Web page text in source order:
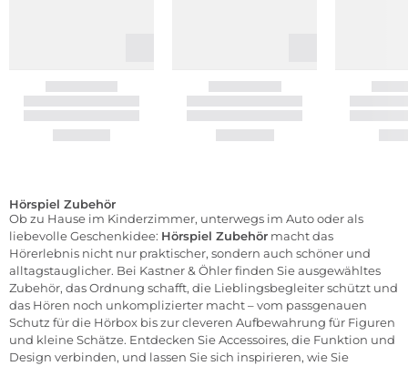
Hörspiel Zubehör
Ob zu Hause im Kinderzimmer, unterwegs im Auto oder als
liebevolle Geschenkidee: Hörspiel Zubehör macht das
Hörerlebnis nicht nur praktischer, sondern auch schöner und
alltagstauglicher. Bei Kastner & Öhler finden Sie ausgewähltes
Zubehör, das Ordnung schafft, die Lieblingsbegleiter schützt und
das Hören noch unkomplizierter macht – vom passgenauen
Schutz für die Hörbox bis zur cleveren Aufbewahrung für Figuren
und kleine Schätze. Entdecken Sie Accessoires, die Funktion und
Design verbinden, und lassen Sie sich inspirieren, wie Sie